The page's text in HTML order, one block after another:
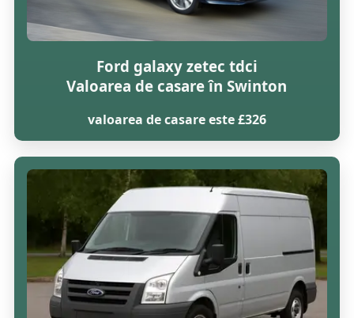
Ford galaxy zetec tdci
Valoarea de casare în Swinton
valoarea de casare este £326